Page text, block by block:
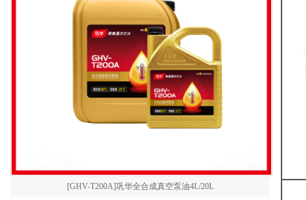
[GHV-T200A]巩华全合成真空泵油4L/20L